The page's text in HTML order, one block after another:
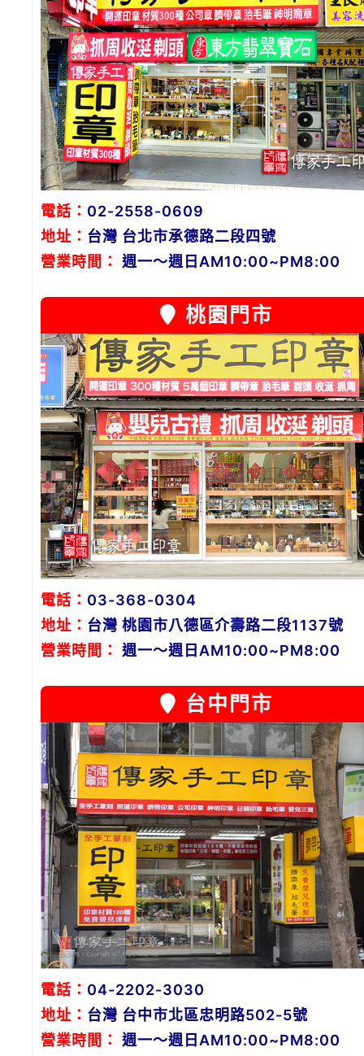
電話： 02-2558-0609
地址： 台灣 台北市承德路二段四號
營業時間：
週一～週日AM10:00~PM8:00
桃園門市
電話： 03-368-0304
地址： 台灣 桃園市八德區介壽路二段1137號
營業時間：
週一～週日AM10:00~PM8:00
台中門市
電話： 04-2202-3030
地址： 台灣 台中市北區忠明路502-5號
營業時間：
週一～週日AM10:00~PM8:00